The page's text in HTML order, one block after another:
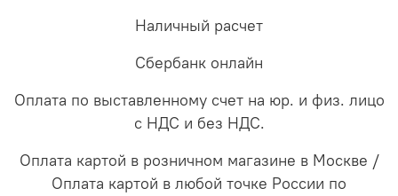
Наличный расчет
Сбербанк онлайн
Оплата по выставленному счет на юр. и физ. лицо
с НДС и без НДС.
Оплата картой в розничном магазине в Москве /
Оплата картой в любой точке России по